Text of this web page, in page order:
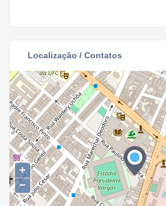
Localização / Contatos
+
−